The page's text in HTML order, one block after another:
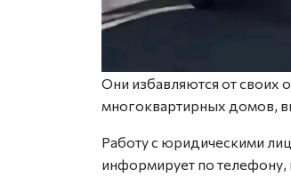
Они избавляются от своих
многоквартирных домов,
Работу с юридическими
информирует по